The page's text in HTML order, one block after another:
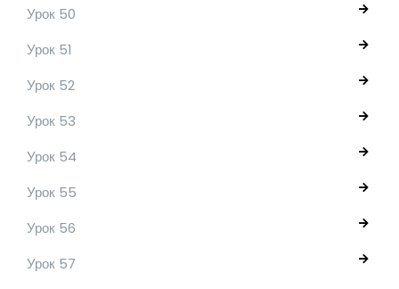
Урок 50
Урок 51
Урок 52
Урок 53
Урок 54
Урок 55
Урок 56
Урок 57